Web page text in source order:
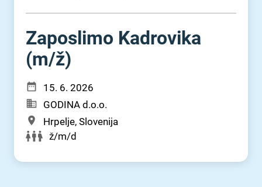
Zaposlimo Kadrovika
(m⁠/⁠ž)
15. 6. 2026
GODINA d.o.o.
Hrpelje, Slovenija
ž/m/d